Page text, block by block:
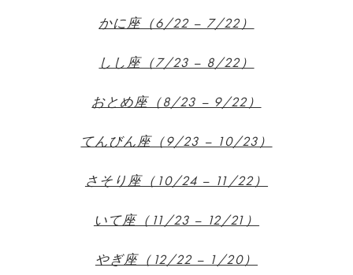
かに座（6/22 – 7/22）
しし座（7/23 – 8/22）
おとめ座（8/23 – 9/22）
てんびん座（9/23 – 10/23）
さそり座（10/24 – 11/22）
いて座（11/23 – 12/21）
やぎ座（12/22 – 1/20）